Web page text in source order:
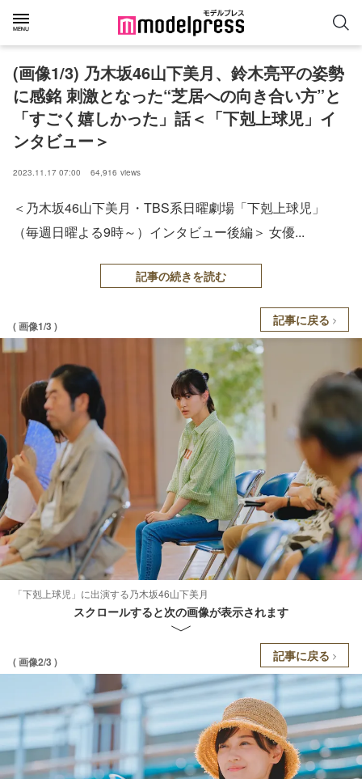
(画像1/3) 乃木坂46山下美月、鈴木亮平の姿勢
に感銘 刺激となった“芝居への向き合い方”と
「すごく嬉しかった」話＜「下剋上球児」イ
ンタビュー＞
2023.11.17 07:00 64,916 views
＜乃木坂46山下美月・TBS系日曜劇場「下剋上球児」
（毎週日曜よる9時～）インタビュー後編＞ 女優...
記事の続きを読む
( 画像1/3 ) 記事に戻る
「下剋上球児」に出演する乃木坂46山下美月
スクロールすると次の画像が表示されます
( 画像2/3 ) 記事に戻る